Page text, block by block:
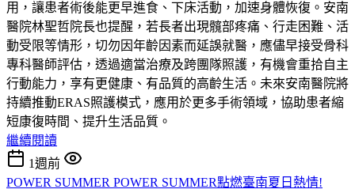
用，讓患者術後能更早進食、下床活動，加速身體恢復。安南
醫院林聖哲院長也提醒，若長者出現髖部疼痛、行走困難、活
動受限等情形，切勿因年齡因素而延誤就醫，應儘早接受骨科
專科醫師評估，透過適當治療及跨團隊照護，有機會重拾自主
行動能力，享有更健康、有品質的高齡生活。未來安南醫院將
持續推動ERAS照護模式，應用於更多手術領域，協助患者縮
短康復時間、提升生活品質。
繼續閱讀
1週前
POWER SUMMER POWER SUMMER點燃臺南夏日熱情!